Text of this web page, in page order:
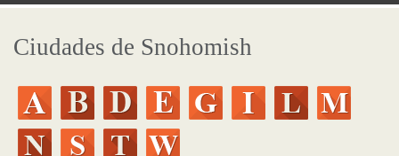
Ciudades de Snohomish